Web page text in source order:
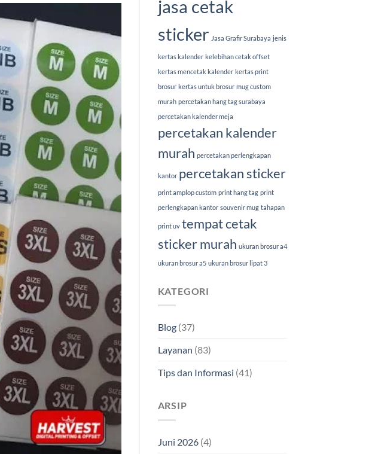
jasa cetak
sticker Jasa Grafir Surabaya jenis
kertas kalender kelebihan cetak offset
kertas mencetak kalender kertas print
brosur kertas untuk brosur mug custom
murah percetakan hang tag surabaya
percetakan kalender meja
percetakan kalender
murah percetakan perlengkapan
kantor percetakan sticker
print amplop custom print hang tag print
perlengkapan kantor souvenir mug tahapan
print uv tempat cetak
sticker murah ukuran brosur a4
ukuran brosur a5 ukuran brosur lipat 3
KATEGORI
Blog(37)
Layanan (83)
Tips dan Informasi (41)
ARSIP
Juni 2026(4)